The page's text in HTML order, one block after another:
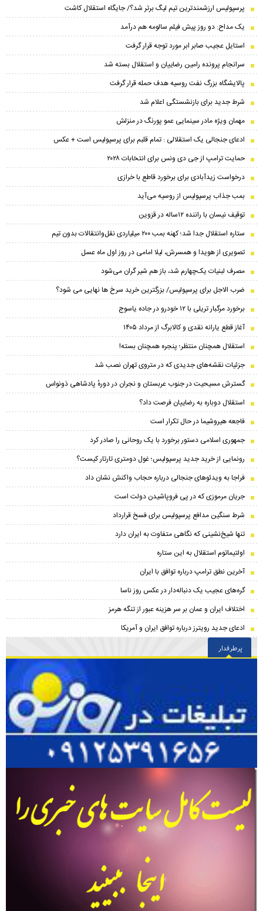
پرسپولیس ارزشمندترین تیم لیگ برتر شد؟/ جایگاه استقلال کاشت
یک مداح: دو روز پیش فیلم سالومه هم درآمد
استایل عجیب صابر ابر مورد توجه قرار گرفت
سرانجام پرونده رامین رضاییان و استقلال بسته شد
پالایشگاه بزرگ نفت روسیه هدف حمله قرار گرفت
شرط جدید برای بازنشستگی اعلام شد
مهمان ویژه مادر سینمایی عمو پورنگ در منزلش
ادعای جنجالی یک استقلالی : تمام قلبم برای پرسپولیس است + عکس
حمایت ترامپ از جی دی ونس برای انتخابات ۲۰۲۸
درخواست زیدآبادی برای برخورد قاطع با خرازی
بمب جذاب پرسپولیس از روسیه می‌آید
توقیف نیسان با راننده ۱۲ساله در قزوین
ستاره استقلال جدا شد؛ کهنه بمب ۲۰۰ میلیاردی نقل‌وانتقالات بدون تیم
تصویری از هویدا و همسرش، لیلا امامی در روز اول ماه عسل
مصرف لبنیات یک‌چهارم شد، باز هم شیر گران می‌شود
ضرب الاجل برای پرسپولیس/ بزرگترین خرید سرخ ها نهایی می شود؟
برخورد مرگبار تریلی با ۱۲ خودرو در جاده یاسوج
آغاز قطع یارانه نقدی و کالابرگ از مرداد ۱۴۰۵
استقلال همچنان منتظر؛ پنجره همچنان بسته!
جزئیات نقشه‌های جدیدی که در متروی تهران نصب شد
گسترش مسیحیت در جنوب عربستان و نجران در دورهٔ پادشاهی ذونواس
استقلال دوباره به رضاییان فرصت داد؟
فاجعه هیروشیما در حال تکرار است
جمهوری اسلامی دستور برخورد با یک روحانی را صادر کرد
رونمایی از خرید جدید پرسپولیس؛ غول دومتری تارتار کیست؟
فراجا به ویدئوهای جنجالی درباره حجاب واکنش نشان داد
جریان مرموزی که در پی فروپاشیدن دولت است
شرط سنگین مدافع پرسپولیس برای فسخ قرارداد
تنها شیخ‌نشینی که نگاهی متفاوت به ایران دارد
اولتیماتوم استقلال به این ستاره
آخرین نطق ترامپ درباره توافق با ایران
گره‌های عجیب یک دنباله‌دار در عکس روز ناسا
اختلاف ایران و عمان بر سر هزینه عبور از تنگه هرمز
ادعای جدید رویترز درباره توافق ایران و آمریکا
پرطرفدار